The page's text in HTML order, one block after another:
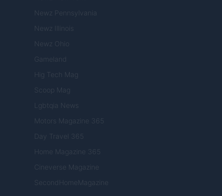
Newz Pennsylvania
Newz Illinois
Newz Ohio
Gameland
Hig Tech Mag
Scoop Mag
Lgbtqia News
Motors Magazine 365
Day Travel 365
Home Magazine 365
Cineverse Magazine
SecondHomeMagazine